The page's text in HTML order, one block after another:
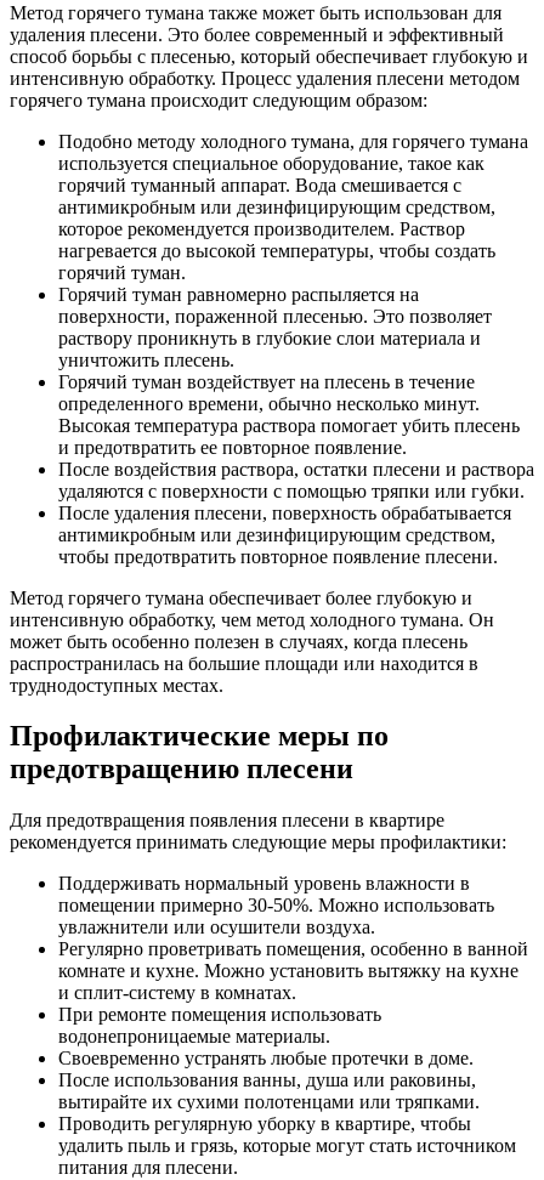
Метод горячего тумана также может быть использован для
удаления плесени. Это более современный и эффективный
способ борьбы с плесенью, который обеспечивает глубокую и
интенсивную обработку. Процесс удаления плесени методом
горячего тумана происходит следующим образом:
Подобно методу холодного тумана, для горячего тумана
используется специальное оборудование, такое как
горячий туманный аппарат. Вода смешивается с
антимикробным или дезинфицирующим средством,
которое рекомендуется производителем. Раствор
нагревается до высокой температуры, чтобы создать
горячий туман.
Горячий туман равномерно распыляется на
поверхности, пораженной плесенью. Это позволяет
раствору проникнуть в глубокие слои материала и
уничтожить плесень.
Горячий туман воздействует на плесень в течение
определенного времени, обычно несколько минут.
Высокая температура раствора помогает убить плесень
и предотвратить ее повторное появление.
После воздействия раствора, остатки плесени и раствора
удаляются с поверхности с помощью тряпки или губки.
После удаления плесени, поверхность обрабатывается
антимикробным или дезинфицирующим средством,
чтобы предотвратить повторное появление плесени.
Метод горячего тумана обеспечивает более глубокую и
интенсивную обработку, чем метод холодного тумана. Он
может быть особенно полезен в случаях, когда плесень
распространилась на большие площади или находится в
труднодоступных местах.
Профилактические меры по
предотвращению плесени
Для предотвращения появления плесени в квартире
рекомендуется принимать следующие меры профилактики:
Поддерживать нормальный уровень влажности в
помещении примерно 30-50%. Можно использовать
увлажнители или осушители воздуха.
Регулярно проветривать помещения, особенно в ванной
комнате и кухне. Можно установить вытяжку на кухне
и сплит-систему в комнатах.
При ремонте помещения использовать
водонепроницаемые материалы.
Своевременно устранять любые протечки в доме.
После использования ванны, душа или раковины,
вытирайте их сухими полотенцами или тряпками.
Проводить регулярную уборку в квартире, чтобы
удалить пыль и грязь, которые могут стать источником
питания для плесени.